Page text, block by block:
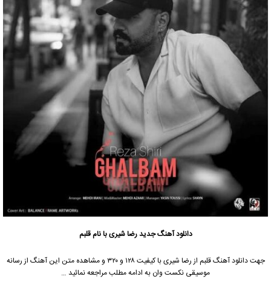
دانلود آهنگ جدیدرضا شیری با نام قلبم
جهت دانلود آهنگ قلبم از رضا شیری با کیفیت ۱۲۸ و ۳۲۰ و مشاهده متن این آهنگ از رسانه
موسیقی نکست وان به ادامه مطلب مراجعه نمائید …